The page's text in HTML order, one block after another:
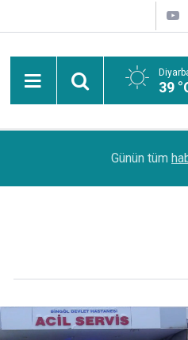
39
Diyarbakır'da "etçil
Günün tüm